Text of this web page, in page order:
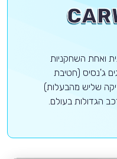
ואחת השחקניות
ג'נסיס (חטיבת
שליש מהבעלות)
הגדולות בעולם.